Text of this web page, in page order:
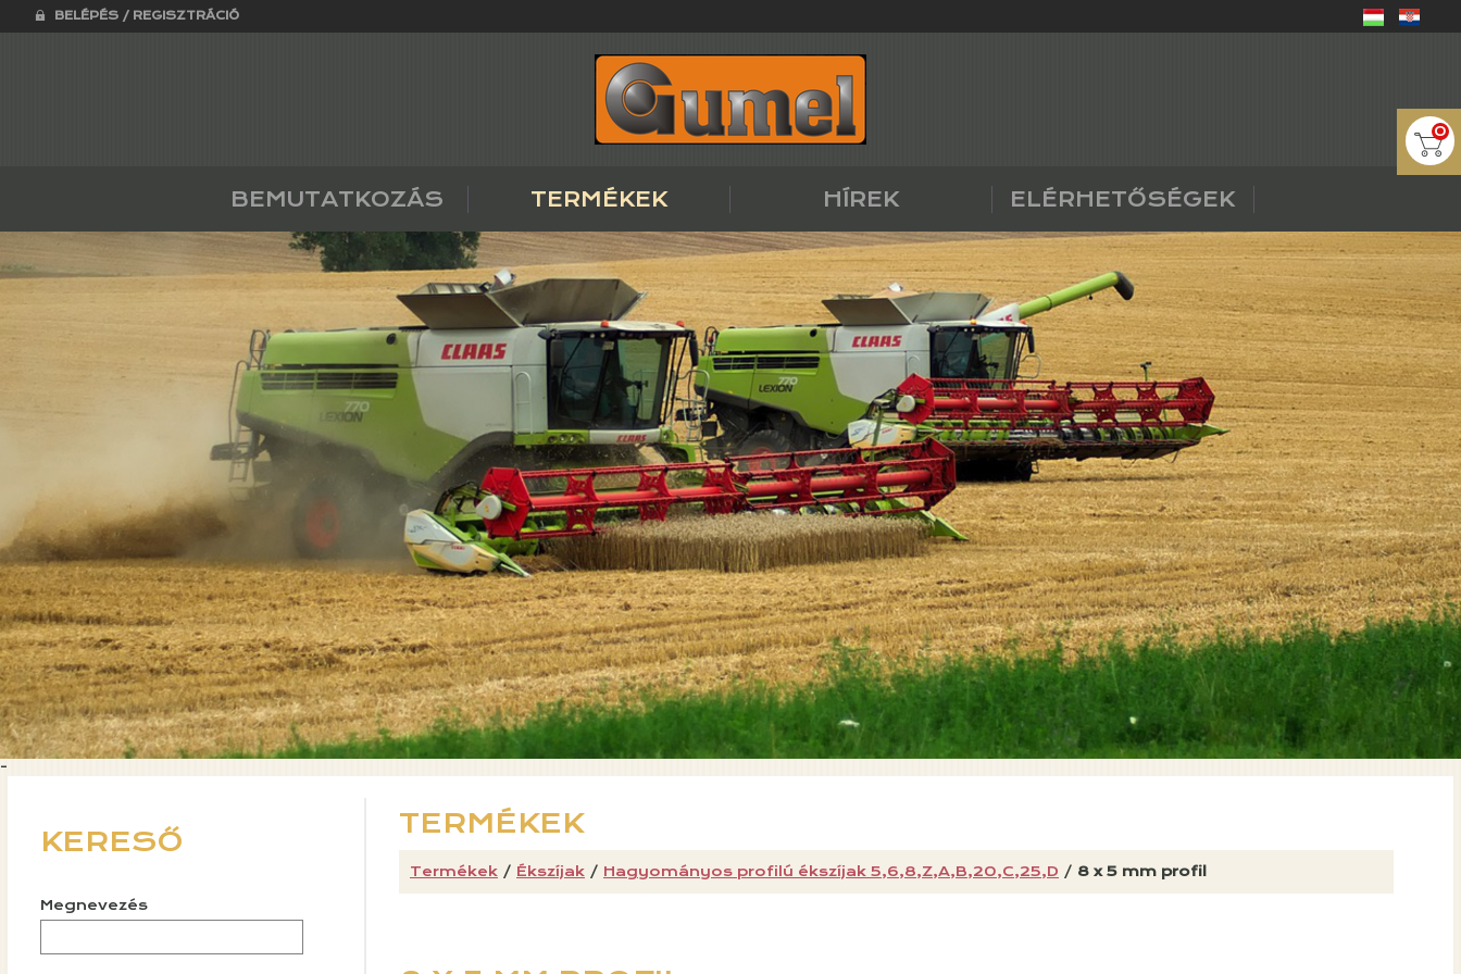
BELÉPÉS / REGISZTRÁCIÓ
0
BEMUTATKOZÁS TERMÉKEK HÍREK ELÉRHETŐSÉGEK
-
KERESŐ
Megnevezés
TERMÉKEK
Termékek / Ékszíjak / Hagyományos profilú ékszíjak 5,6,8,Z,A,B,20,C,25,D / 8 x 5 mm profil